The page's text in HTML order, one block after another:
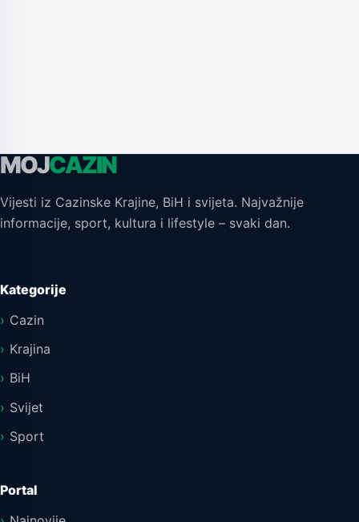
MOJCAZIN
Vijesti iz Cazinske Krajine, BiH i svijeta. Najvažnije
informacije, sport, kultura i lifestyle – svaki dan.
Kategorije
Cazin
Krajina
BiH
Svijet
Sport
Portal